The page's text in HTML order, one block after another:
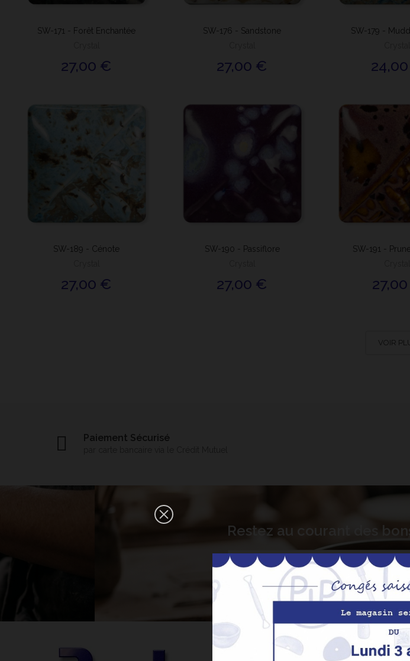
SW-171 - Forêt Enchantée
27,00 €
SW-176 - Sandstone
27,00 €
SW-179 -
SW-189 - Cénote
27,00 €
SW-190 - Passiflore
27,00 €
SW-191 -
VOIR
Paiement Sécurisé
Restez au courant des